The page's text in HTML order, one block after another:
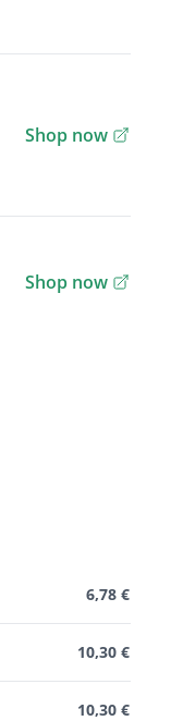
Shop now
Shop now
6,78 €
10,30 €
10,30 €